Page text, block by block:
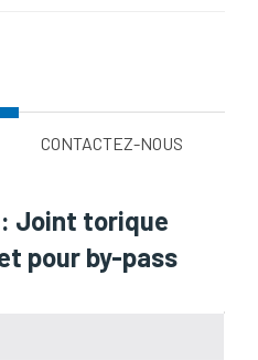
CONTACTEZ-NOUS
Joint torique
pour by-pass